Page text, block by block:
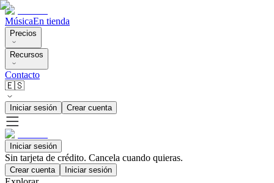
MúsicaEn tienda
Precios
Recursos
Contacto
🇪🇸
Iniciar sesión Crear cuenta
Iniciar sesión
Sin tarjeta de crédito. Cancela cuando quieras.
Crear cuenta Iniciar sesión